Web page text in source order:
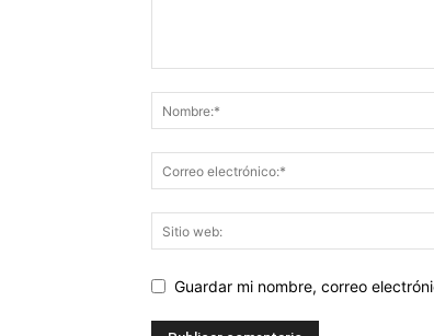
Guardar mi nombre, correo